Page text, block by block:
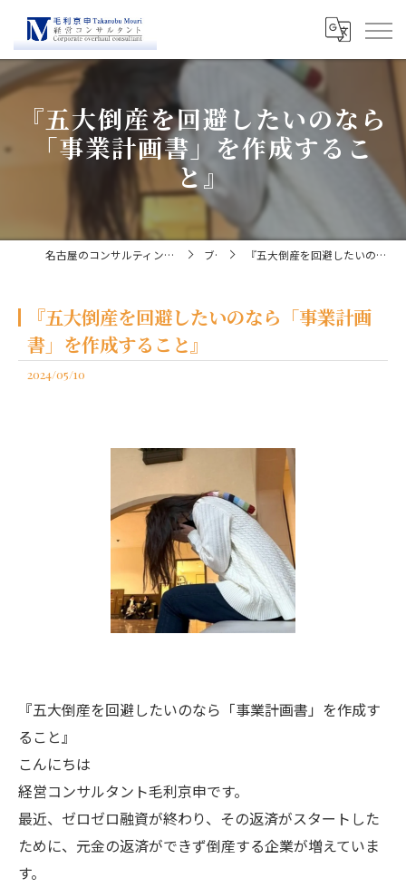
『五大倒産を回避したいのなら
「事業計画書」を作成するこ
と』
名古屋のコンサルティングなら経営コンサルタント毛利京申 ブログ 『五大倒産を回避したいのなら「事業計画書」を作成すること』
『五大倒産を回避したいのなら「事業計画
書」を作成すること』
2024/05/10
『五大倒産を回避したいのなら「事業計画書」を作成す
ること』
こんにちは
経営コンサルタント毛利京申です。
最近、ゼロゼロ融資が終わり、その返済がスタートした
ために、元金の返済ができず倒産する企業が増えていま
す。